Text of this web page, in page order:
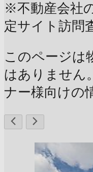
※不動産会社
定サイト訪問
このページは
はありません
ナー様向けの